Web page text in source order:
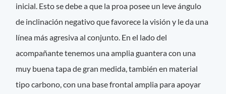
inicial. Esto se debe a que la proa posee un leve ángulo
de inclinación negativo que favorece la visión y le da una
línea más agresiva al conjunto. En el lado del
acompañante tenemos una amplia guantera con una
muy buena tapa de gran medida, también en material
tipo carbono, con una base frontal amplia para apoyar